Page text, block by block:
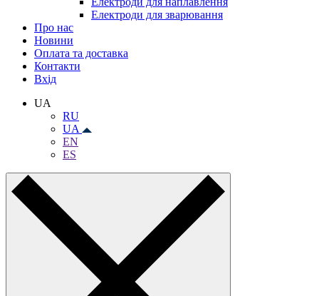
Електроди для зварювання
Про нас
Новини
Оплата та доставка
Контакти
Вхiд
UA
RU
UA
EN
ES